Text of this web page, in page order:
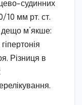
судинних
10 мм рт. ст.
дещо м’якше:
Різниця в